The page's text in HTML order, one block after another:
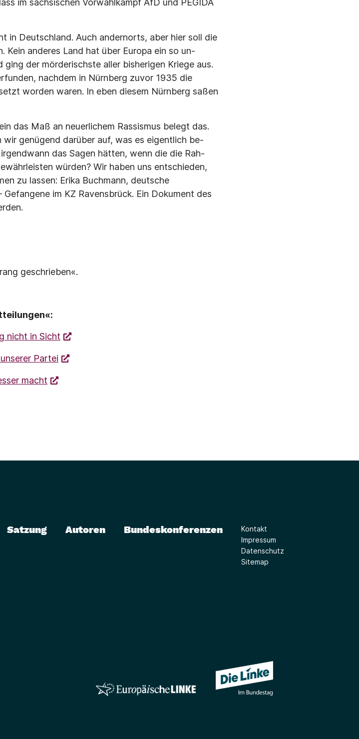
im sächsischen Vorwahlkampf AfD und PEGIDA
in Deutschland. Auch andernorts, aber hier soll die
Kein anderes Land hat über Europa ein so un­
der mörderischste aller bisherigen Kriege aus.
nachdem in Nürnberg zuvor 1935 die
worden waren. In eben diesem Nürnberg saßen
das Maß an neuerlichem Rassismus belegt das.
wir genügend darüber auf, was es eigentlich be­
das Sagen hätten, wenn die die Rah­
würden? Wir haben uns entschieden,
zu lassen: Erika Buchmann, deutsche
im KZ Ravensbrück. Ein Dokument des
geschrieben«.
nicht in Sicht
Partei
macht
Fenster)
Satzung Autoren Bundeskonferenzen
Kontakt
Impressum
Datenschutz
Sitemap
(Link öffnet ein neues Fenster)